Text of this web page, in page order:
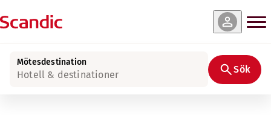
Mötesdestination
Hotell & destinationer Sök